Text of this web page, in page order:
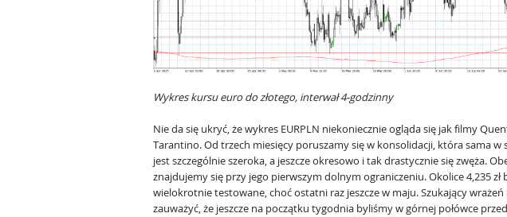
Wykres kursu euro do złotego, interwał 4-godzinny
Nie da się ukryć, że wykres EURPLN niekoniecznie ogląda się jak filmy
Tarantino. Od trzech miesięcy poruszamy się w konsolidacji, która sama w
jest szczególnie szeroka, a jeszcze okresowo i tak drastycznie się zwęża.
znajdujemy się przy jego pierwszym dolnym ograniczeniu. Okolice 4,235 zł
wielokrotnie testowane, choć ostatni raz jeszcze w maju. Szukający wrażeń
zauważyć, że jeszcze na początku tygodnia byliśmy w górnej połówce